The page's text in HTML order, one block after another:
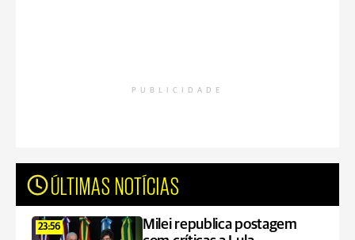
PUBLICIDADE
ÚLTIMAS NOTÍCIAS
23:56
Milei republica postagem